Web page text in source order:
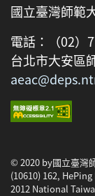
國立臺灣師範
電話：（02）
台北市大安區
© 2020 by國立臺灣
(10610) 162,
2012 National